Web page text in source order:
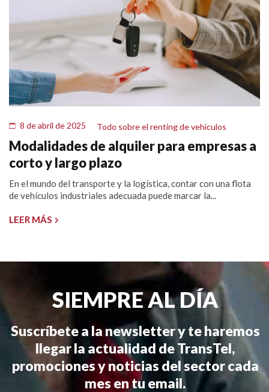
8 de abril de 2025 Todo sobre el renting de vehículos
Modalidades de alquiler para empresas a
corto y largo plazo
En el mundo del transporte y la logística, contar con una flota
de vehículos industriales adecuada puede marcar la...
LEER MÁS
SIEMPRE AL DÍA
Suscríbete a la newsletter y te haremos
llegar la actualidad de TransTel,
promociones y noticias del sector cada
mes en tu email.